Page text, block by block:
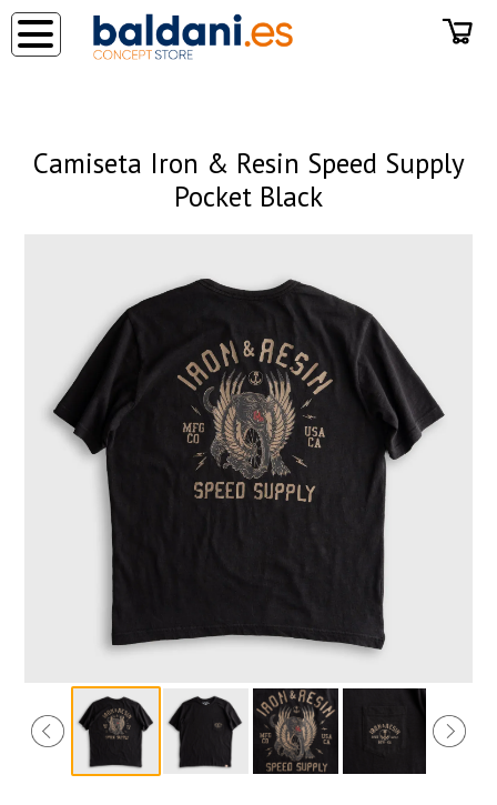
Camiseta Iron & Resin Speed Supply
Pocket Black